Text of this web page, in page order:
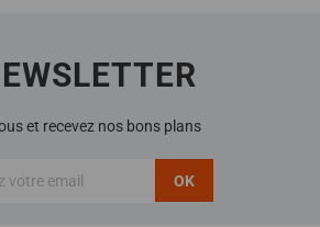
et recevez nos bons plans
OK